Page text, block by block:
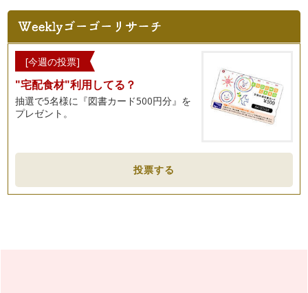
働省では、溶媒抽出＝食品添加物とい…
温かい飲み物。冷たい飲み物。どれも温度によっておいしく感
じたり、不快に感じたりします。 …
こんなに違うの！？お水によるコーヒーの味の違い
一言でお水といっても、軟水・硬水・水道水・ミネラルウォー
ターなど、色々な種類があります。 …
コーヒーの実は、「コーヒーノキ」から採れます。 名前がび
[今週の投票]
"宅配食材"利用してる？
抽選で5名様に『図書カード500円分』を
プレゼント。
投票する